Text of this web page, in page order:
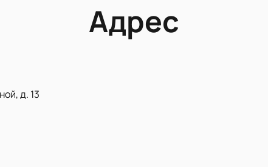
Адрес
д. 13